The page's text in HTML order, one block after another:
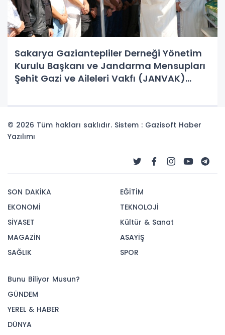
Sakarya Gaziantepliler Derneği Yönetim
Kurulu Başkanı ve Jandarma Mensupları
Şehit Gazi ve Aileleri Vakfı (JANVAK)
© 2026 Tüm hakları saklıdır. Sistem : Gazisoft Haber
Yazılımı
SON DAKİKA
EKONOMİ
SİYASET
MAGAZİN
SAĞLIK
EĞİTİM
TEKNOLOJİ
Kültür & Sanat
ASAYİŞ
SPOR
Bunu Biliyor Musun?
GÜNDEM
YEREL & HABER
DÜNYA